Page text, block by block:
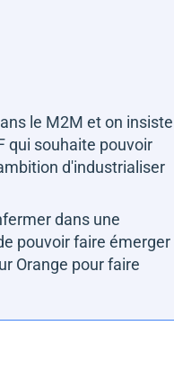
le M2M et on insiste
qui souhaite pouvoir
d'industrialiser
dans une
pouvoir faire émerger
Orange pour faire